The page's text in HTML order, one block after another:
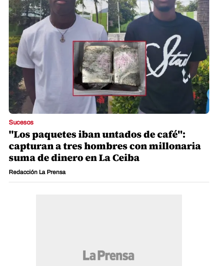
Sucesos
"Los paquetes iban untados de café":
capturan a tres hombres con millonaria
suma de dinero en La Ceiba
Redacción La Prensa